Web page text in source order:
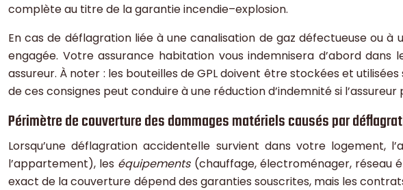
complète au titre de la garantie incendie–explosion.
En cas de déflagration liée à une canalisation de gaz défectueuse ou
engagée. Votre assurance habitation vous indemnisera d’abord
assureur. À noter : les bouteilles de GPL doivent être stockées et
de ces consignes peut conduire à une réduction d’indemnité si
Périmètre de couverture des dommages matériels causés par
Lorsqu’une déflagration accidentelle survient dans votre logement,
l’appartement), les équipements(chauffage, électroménager, réseau
exact de la couverture dépend des garanties souscrites, mais les